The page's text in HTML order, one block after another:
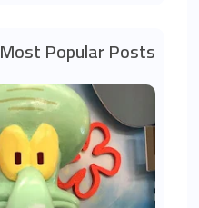
Most Popular Posts